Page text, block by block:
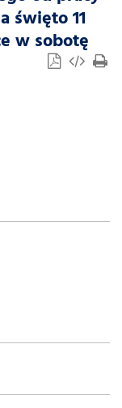
święto 11
w sobotę